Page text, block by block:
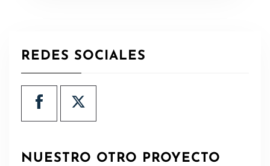
REDES SOCIALES
NUESTRO OTRO PROYECTO